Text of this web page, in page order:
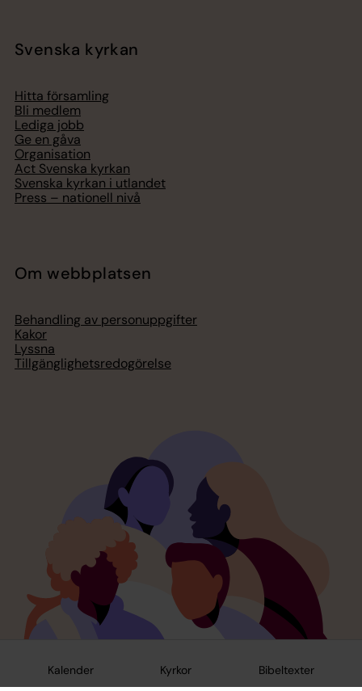
Kalender Kyrkor Bibeltexter
Svenska kyrkan
Hitta församling
Bli medlem
Lediga jobb
Ge en gåva
Organisation
Act Svenska kyrkan
Svenska kyrkan i utlandet
Press – nationell nivå
Om webbplatsen
Behandling av personuppgifter
Kakor
Lyssna
Tillgänglighetsredogörelse